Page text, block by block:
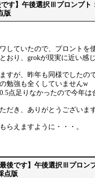
す】午後選択Ⅲプロンプト
版
していたので、プロントを
おり、grokが現実に近い感
すが、昨年も同様でしたの
勉強も全くしていませんw
点足りなかったので今年
だき、ありがとうございま
らえますように・・・。
後です】午後選択Ⅲプロン
点版